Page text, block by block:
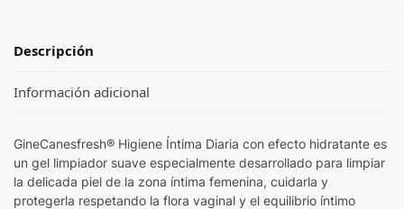
Descripción
Información adicional
GineCanesfresh® Higiene Íntima Diaria con efecto hidratante es
un gel limpiador suave especialmente desarrollado para limpiar
la delicada piel de la zona íntima femenina, cuidarla y
protegerla respetando la flora vaginal y el equilibrio íntimo